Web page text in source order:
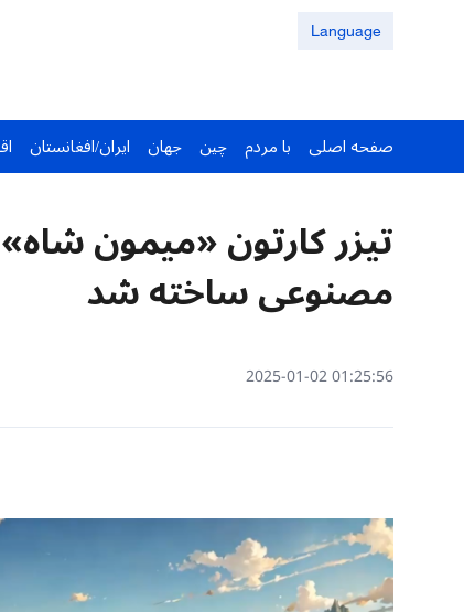
Language
صفحه اصلی با مردم چین جهان ایران/افغانستان
تیزر کارتون «میمون
مصنوعی ساخته شد
01:25:56 2025-01-02